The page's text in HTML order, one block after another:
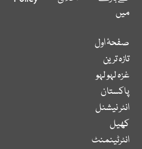
میں
صفحۂ اول
تازہ ترین
غزہ لہو لہو
پاکستان
انٹر نیشنل
کھیل
انٹرٹینمنٹ